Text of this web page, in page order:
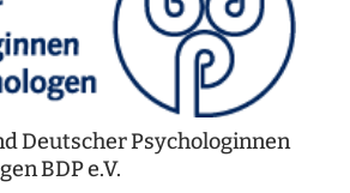
Deutscher Psychologinnen
BDP e.V.